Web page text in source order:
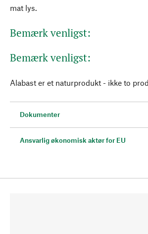
mat lys.
Bemærk venligst:
Bemærk venligst:
Alabast er et naturprodukt - ikke to
Dokumenter
Ansvarlig økonomisk aktør for EU